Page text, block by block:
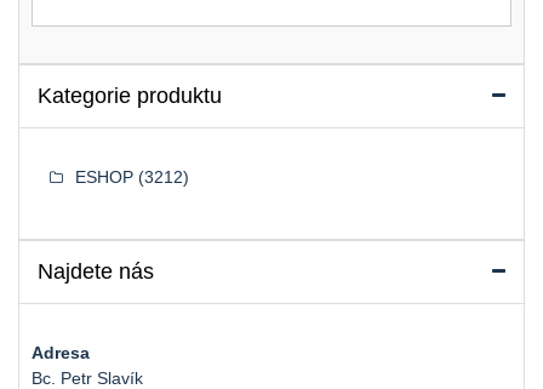
Kategorie produktu
ESHOP (3212)
Najdete nás
Adresa
Bc. Petr Slavík